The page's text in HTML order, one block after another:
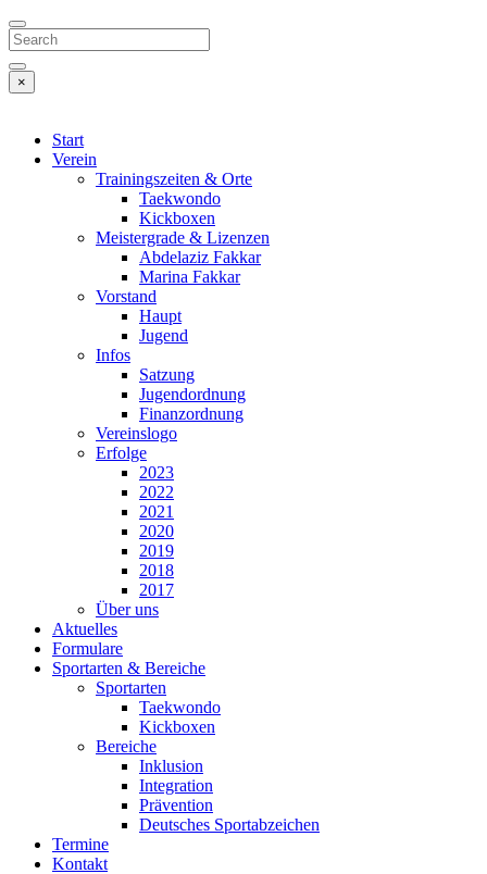
Search
×
Start
Verein
Trainingszeiten & Orte
Taekwondo
Kickboxen
Meistergrade & Lizenzen
Abdelaziz Fakkar
Marina Fakkar
Vorstand
Haupt
Jugend
Infos
Satzung
Jugendordnung
Finanzordnung
Vereinslogo
Erfolge
2023
2022
2021
2020
2019
2018
2017
Über uns
Aktuelles
Formulare
Sportarten & Bereiche
Sportarten
Taekwondo
Kickboxen
Bereiche
Inklusion
Integration
Prävention
Deutsches Sportabzeichen
Termine
Kontakt